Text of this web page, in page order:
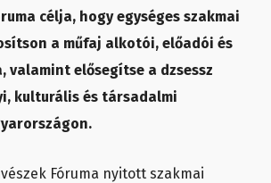
célja, hogy egységes szakmai
a műfaj alkotói, előadói és
valamint elősegítse a dzsessz
kulturális és társadalmi
Fóruma nyitott szakmai